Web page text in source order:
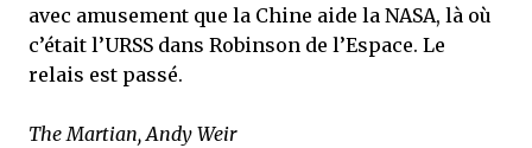
avec amusement que la Chine aide la NASA, là où
c’était l’URSS dans Robinson de l’Espace. Le
relais est passé.
The Martian, Andy Weir